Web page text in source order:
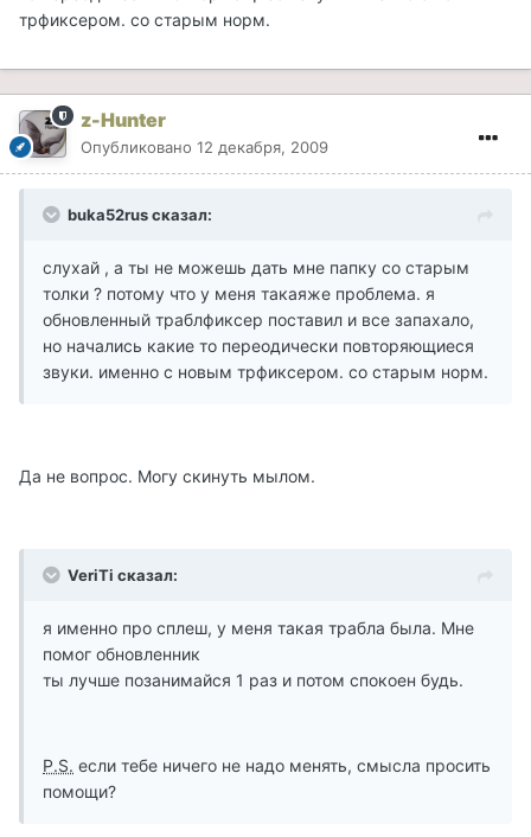
трфиксером. со старым норм.
z-Hunter
Опубликовано 12 декабря, 2009
buka52rus сказал:
слухай , а ты не можешь дать мне папку со старым
толки ? потому что у меня такаяже проблема. я
обновленный траблфиксер поставил и все запахало,
но начались какие то переодически повторяющиеся
звуки. именно с новым трфиксером. со старым норм.
Да не вопрос. Могу скинуть мылом.
VeriTi сказал:
я именно про сплеш, у меня такая трабла была. Мне
помог обновленник
ты лучше позанимайся 1 раз и потом спокоен будь.
P.S. если тебе ничего не надо менять, смысла просить
помощи?